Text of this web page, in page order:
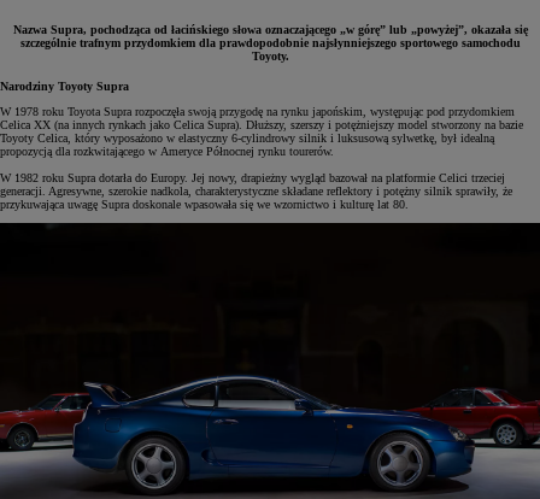
Nazwa Supra, pochodząca od łacińskiego słowa oznaczającego „w górę” lub „powyżej”, okazała się
szczególnie trafnym przydomkiem dla prawdopodobnie najsłynniejszego sportowego samochodu
Toyoty.
Narodziny Toyoty Supra
W 1978 roku Toyota Supra rozpoczęła swoją przygodę na rynku japońskim, występując pod przydomkiem
Celica XX (na innych rynkach jako Celica Supra). Dłuższy, szerszy i potężniejszy model stworzony na bazie
Toyoty Celica, który wyposażono w elastyczny 6-cylindrowy silnik i luksusową sylwetkę, był idealną
propozycją dla rozkwitającego w Ameryce Północnej rynku tourerów.
W 1982 roku Supra dotarła do Europy. Jej nowy, drapieżny wygląd bazował na platformie Celici trzeciej
generacji. Agresywne, szerokie nadkola, charakterystyczne składane reflektory i potężny silnik sprawiły, że
przykuwająca uwagę Supra doskonale wpasowała się we wzornictwo i kulturę lat 80.